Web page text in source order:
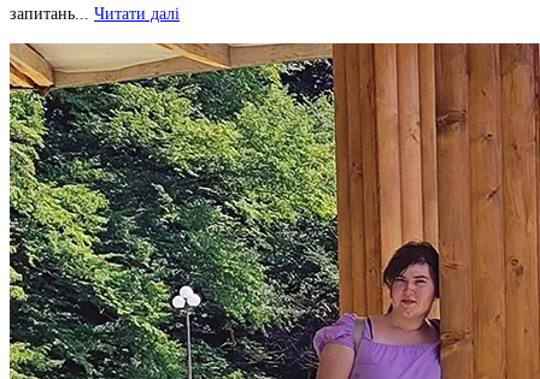
запитань... Читати далі